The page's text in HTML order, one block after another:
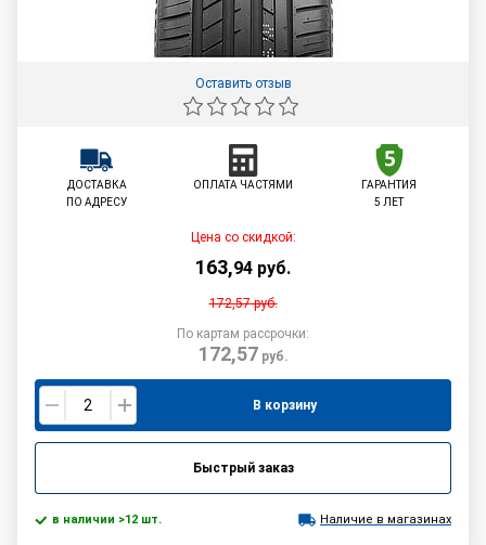
Оставить отзыв
ДОСТАВКА
ПО АДРЕСУ
ОПЛАТА ЧАСТЯМИ
ГАРАНТИЯ
5 ЛЕТ
Цена со скидкой:
163,94 руб.
172,57руб.
По картам рассрочки:
172,57 руб.
В корзину
Быстрый заказ
в наличии >12 шт. Наличие в магазинах